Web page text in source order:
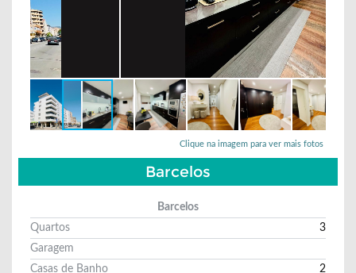
Clique na imagem para ver mais fotos
Barcelos
Barcelos
Quartos
3
Garagem
Casas de Banho
2